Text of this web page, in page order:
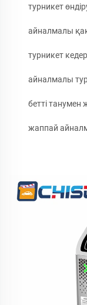
турникет
айналмалы
турникет
айналмалы
бетті
жаппай